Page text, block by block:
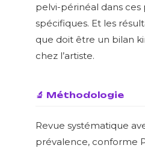
pelvi-périnéal dans
spécifiques. Et les
que doit être un bilan
chez l’artiste.
🔬 Méthodologie
Revue systématique
prévalence, conforme